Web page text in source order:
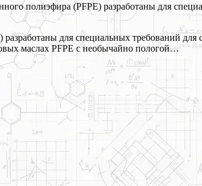
полиэфира (PFPE) разработаны для
для специальных требований
маслах PFPE с необычайно пологой…